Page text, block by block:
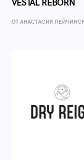
VESTAL REBORN
ОТ AНАСТАСИЯ